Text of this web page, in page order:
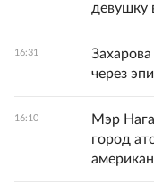
девушку
16:31
через
16:10
Мэр
город